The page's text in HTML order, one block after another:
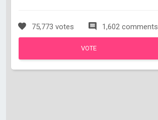
75,773 votes 1,602 comments
VOTE